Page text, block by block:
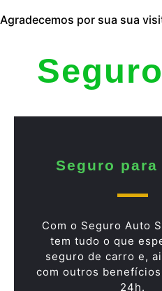
Agradecemos por sua sua
Seguro para
Com o Seguro Auto
tem tudo o que
seguro de carro e,
com outros
24h.